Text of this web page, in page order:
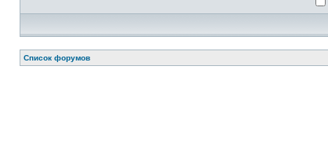
Список форумов